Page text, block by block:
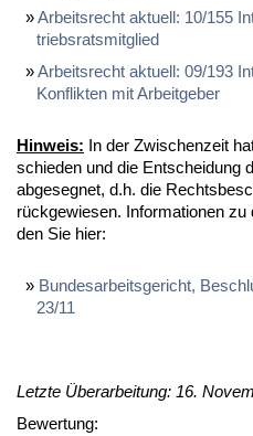
Ar­beits­recht ak­tu­ell: 10/155
triebs­rats­mit­glied
Ar­beits­recht ak­tu­ell: 09/193
Kon­flik­ten mit Ar­beit­ge­ber
Hin­weis: In der Zwi­schen­zeit
schie­den und die Ent­schei­dung
ab­ge­seg­net, d.h. die
rück­ge­wie­sen. In­for­ma­tio­nen
den Sie hier:
Bun­des­ar­beits­ge­richt,
23/11
Letzte Überarbeitung: 16.
Bewertung: